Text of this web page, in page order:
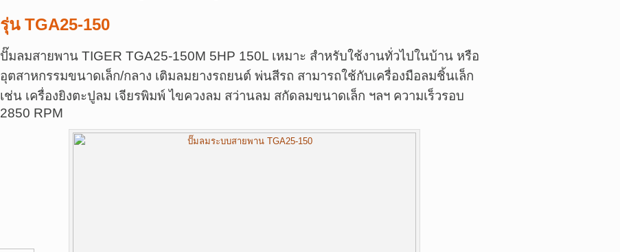
รุ่น TGA25-150
ปั๊มลมสายพาน TIGER TGA25-150M 5HP 150L เหมาะ สำหรับใช้งานทั่วไปในบ้าน หรือ
อุตสาหกรรมขนาดเล็ก/กลาง เติมลมยางรถยนต์ พ่นสีรถ สามารถใช้กับเครื่องมือลมชิ้นเล็ก
เช่น เครื่องยิงตะปูลม เจียรพิมพ์ ไขควงลม สว่านลม สกัดลมขนาดเล็ก ฯลฯ ความเร็วรอบ
2850 RPM